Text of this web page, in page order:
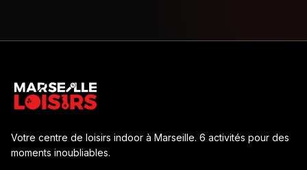
Votre centre de loisirs indoor à Marseille. 6 activités pour des
moments inoubliables.